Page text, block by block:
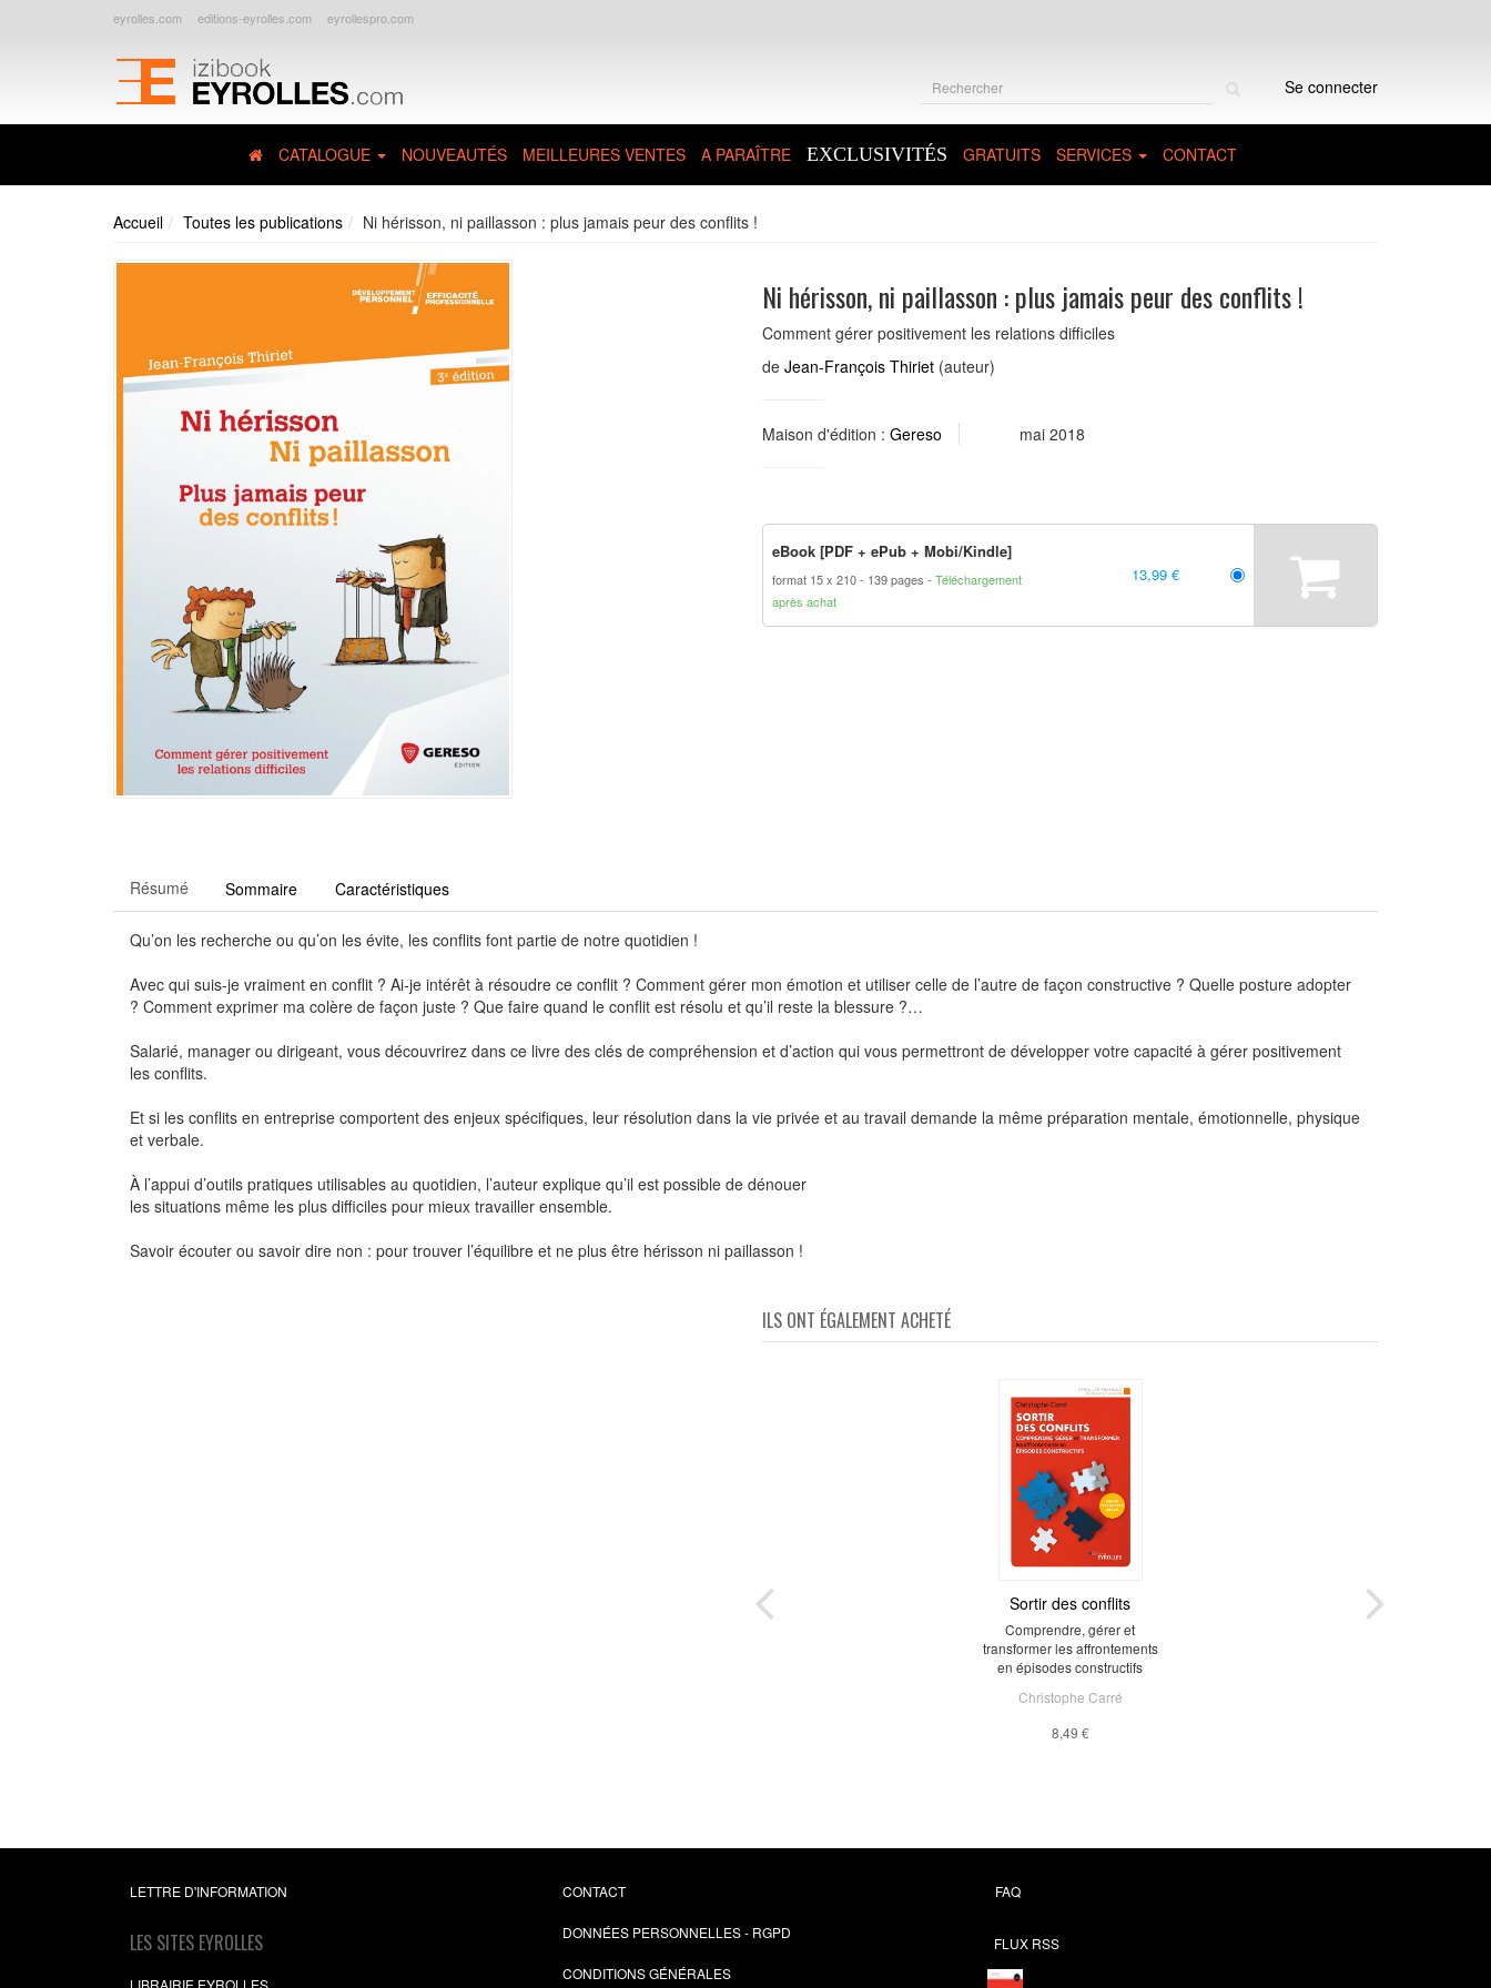
eyrolles.com editions-eyrolles.com eyrollespro.com
Se connecter
CATALOGUE NOUVEAUTÉS MEILLEURES VENTES A PARAÎTRE EXCLUSIVITÉS GRATUITS SERVICES CONTACT
Accueil Toutes les publications Ni hérisson, ni paillasson : plus jamais peur des conflits !
Ni hérisson, ni paillasson : plus jamais peur des conflits !
Comment gérer positivement les relations difficiles
de Jean-François Thiriet (auteur)
Maison d'édition : Gereso mai 2018
eBook [PDF + ePub + Mobi/Kindle]
format 15 x 210 139 pages
Téléchargement
après achat
13,99 €
Résumé Sommaire Caractéristiques
Qu’on les recherche ou qu’on les évite, les conflits font partie de notre quotidien !
Avec qui suis-je vraiment en conflit ? Ai-je intérêt à résoudre ce conflit ? Comment gérer mon émotion et utiliser celle de l’autre de façon constructive ? Quelle posture adopter
? Comment exprimer ma colère de façon juste ? Que faire quand le conflit est résolu et qu’il reste la blessure ?…
Salarié, manager ou dirigeant, vous découvrirez dans ce livre des clés de compréhension et d’action qui vous permettront de développer votre capacité à gérer positivement
les conflits.
Et si les conflits en entreprise comportent des enjeux spécifiques, leur résolution dans la vie privée et au travail demande la même préparation mentale, émotionnelle, physique
et verbale.
À l’appui d’outils pratiques utilisables au quotidien, l’auteur explique qu’il est possible de dénouer
les situations même les plus difficiles pour mieux travailler ensemble.
Savoir écouter ou savoir dire non : pour trouver l’équilibre et ne plus être hérisson ni paillasson !
ILS ONT ÉGALEMENT ACHETÉ
Sortir des conflits
Comprendre, gérer et
transformer les affrontements
en épisodes constructifs
Christophe Carré
8,49 €
LETTRE D'INFORMATION
LES SITES EYROLLES
CONTACT
DONNÉES PERSONNELLES - RGPD
CONDITIONS GÉNÉRALES
FAQ
FLUX RSS